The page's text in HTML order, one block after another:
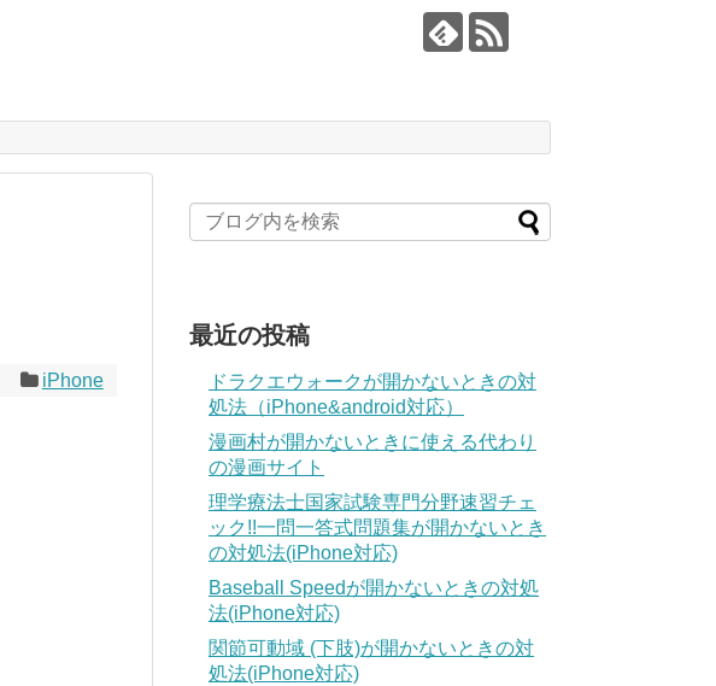
iPhone
最近の投稿
ドラクエウォークが開かないときの対
処法（iPhone&android対応）
漫画村が開かないときに使える代わり
の漫画サイト
理学療法士国家試験専門分野速習チェ
ック!!一問一答式問題集が開かないとき
の対処法(iPhone対応)
Baseball Speedが開かないときの対処
法(iPhone対応)
関節可動域 (下肢)が開かないときの対
処法(iPhone対応)